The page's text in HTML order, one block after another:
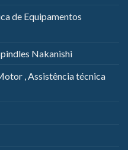
de Equipamentos
Nakanishi
, Assistência técnica